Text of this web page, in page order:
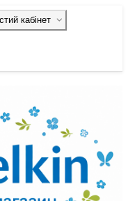
кабінет